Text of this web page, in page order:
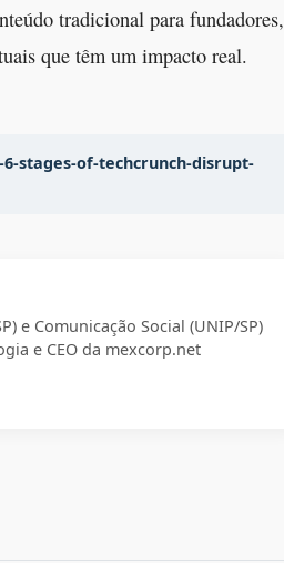
tradicional para fundadores,
que têm um impacto real.
stages-of-techcrunch-disrupt-
e Comunicação Social (UNIP/SP)
e CEO da mexcorp.net